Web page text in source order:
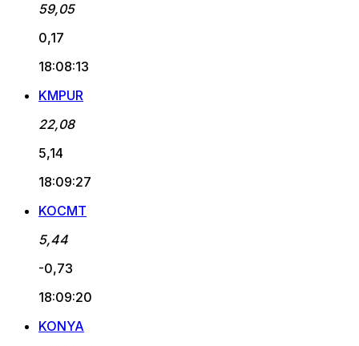
59,05
0,17
18:08:13
KMPUR
22,08
5,14
18:09:27
KOCMT
5,44
-0,73
18:09:20
KONYA